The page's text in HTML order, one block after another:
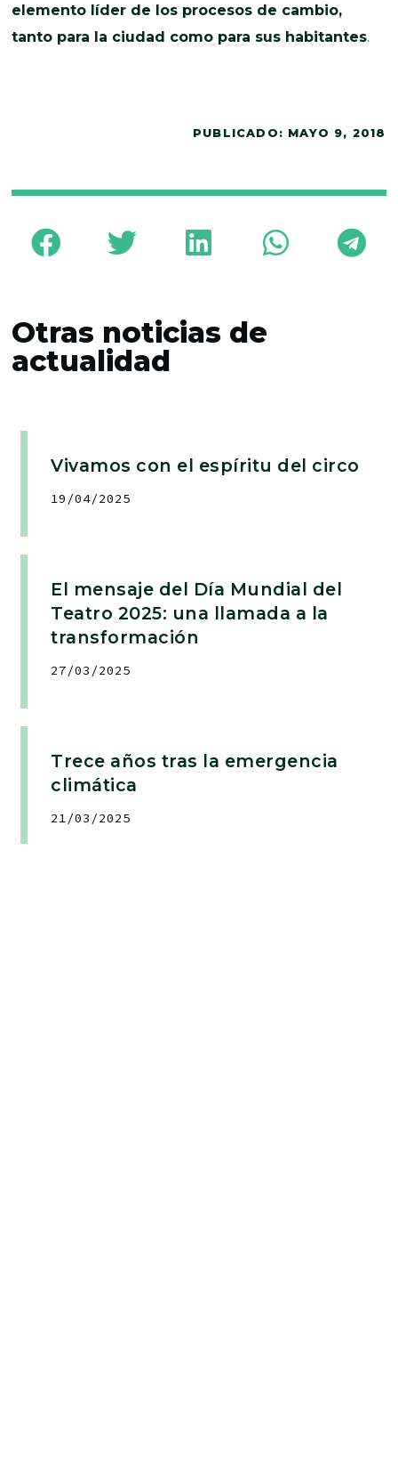
elemento líder de los procesos de cambio,
tanto para la ciudad como para sus habitantes.
PUBLICADO: MAYO 9, 2018
Otras noticias de
actualidad
Vivamos con el espíritu del circo
19/04/2025
El mensaje del Día Mundial del
Teatro 2025: una llamada a la
transformación
27/03/2025
Trece años tras la emergencia
climática
21/03/2025